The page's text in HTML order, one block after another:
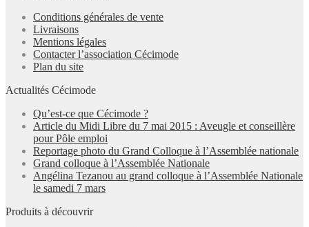
Conditions générales de vente
Livraisons
Mentions légales
Contacter l’association Cécimode
Plan du site
Actualités Cécimode
Qu’est-ce que Cécimode ?
Article du Midi Libre du 7 mai 2015 : Aveugle et conseillère
pour Pôle emploi
Reportage photo du Grand Colloque à l’Assemblée nationale
Grand colloque à l’Assemblée Nationale
Angélina Tezanou au grand colloque à l’Assemblée Nationale
le samedi 7 mars
Produits à découvrir